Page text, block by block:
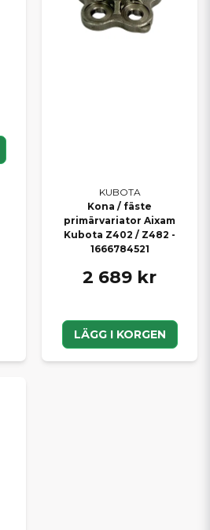
KUBOTA
Kona / fäste
primärvariator Aixam
Kubota Z402 / Z482 -
1666784521
2 689 kr
LÄGG I KORGEN